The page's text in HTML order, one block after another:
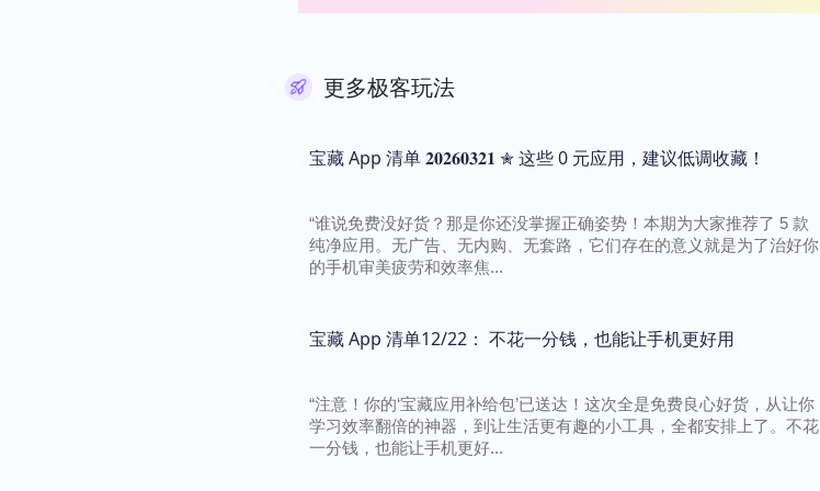
更多极客玩法
宝藏 App 清单 𝟐𝟎𝟐𝟔𝟎𝟑𝟐𝟏 ✮ 这些 0 元应用，建议低调收藏！
“谁说免费没好货？那是你还没掌握正确姿势！本期为大家推荐了 5 款
纯净应用。无广告、无内购、无套路，它们存在的意义就是为了治好你
的手机审美疲劳和效率焦...
宝藏 App 清单12/22： 不花一分钱，也能让手机更好用
“注意！你的‘宝藏应用补给包’已送达！这次全是免费良心好货，从让你
学习效率翻倍的神器，到让生活更有趣的小工具，全都安排上了。不花
一分钱，也能让手机更好...